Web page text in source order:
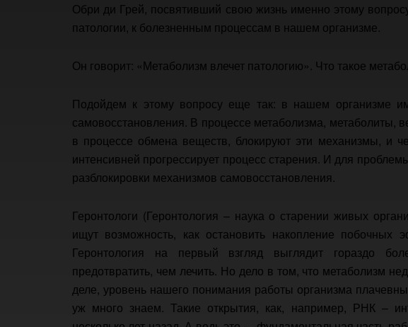
Обри ди Грей, посвятивший свою жизнь именно этому
патологии, к болезненным процессам в нашем организме.
Он говорит: «Метаболизм влечет патологию». Что такое
Подойдем к этому вопросу еще так: в нашем организме
самовосстановления. В процессе метаболизма, метаболиты,
в процессе обмена веществ, блокируют эти механизмы, и
интенсивней прогрессирует процесс старения. И для
разблокировки механизмов самовосстановления.
Геронтологи (Геронтология – наука о старении живых
ищут возможность, как остановить накопление побочных
Геронтология на первый взгляд выглядит гораздо
предотвратить, чем лечить. Но дело в том, что метаболизм
деле, уровень нашего понимания работы организма
уж много знаем. Такие открытия, как, например, РНК –